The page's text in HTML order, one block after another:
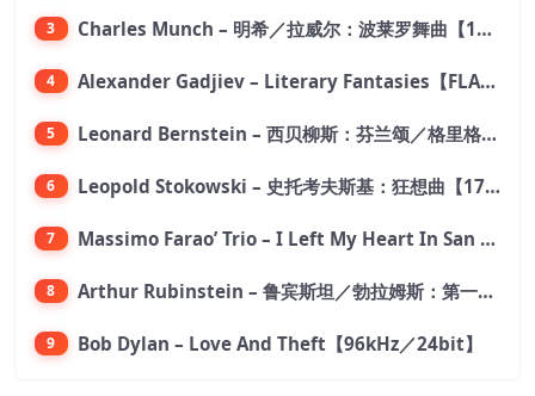
3 Charles Munch – 明希／拉威尔：波莱罗舞曲【176.4kHz／24bit】
4 Alexander Gadjiev – Literary Fantasies【FLAC 192】
5 Leonard Bernstein – 西贝柳斯：芬兰颂／格里格：培尔·金特组曲【44.1kHz／24bit】
6 Leopold Stokowski – 史托考夫斯基：狂想曲【176.4kHz／24bit】
7 Massimo Farao’ Trio – I Left My Heart In San Francisco (2.8MHz DSD)【2.8MHz／1bit】
8 Arthur Rubinstein – 鲁宾斯坦／勃拉姆斯：第一钢琴协奏曲【176.4kHz／24bit】
9 Bob Dylan – Love And Theft【96kHz／24bit】